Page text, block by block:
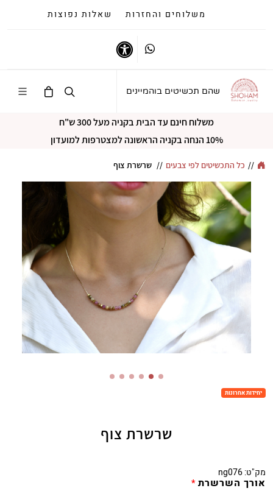
משלוחים והחזרות שאלות נפוצות
Whatsapp
שהם תכשיטים בוהמיינים
משלוח חינם עד הבית בקניה מעל 300 ש"ח
10% הנחה בקניה הראשונה למצטרפות למועדון
// כל התכשיטים לפי צבעים // שרשרת צוף
יחידות אחרונות
שרשרת צוף
מק"ט:ng076
אורך השרשרת*